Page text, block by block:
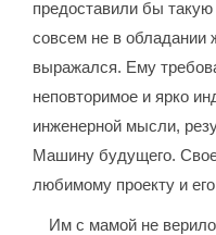
предоставили бы
совсем не в обладании
выражался. Ему
неповторимое и ярко
инженерной мысли,
Машину будущего.
любимому проекту и
Им с мамой не